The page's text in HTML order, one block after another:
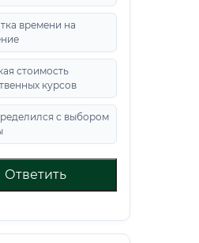
времени на
стоимость
курсов
с выбором
Ответить